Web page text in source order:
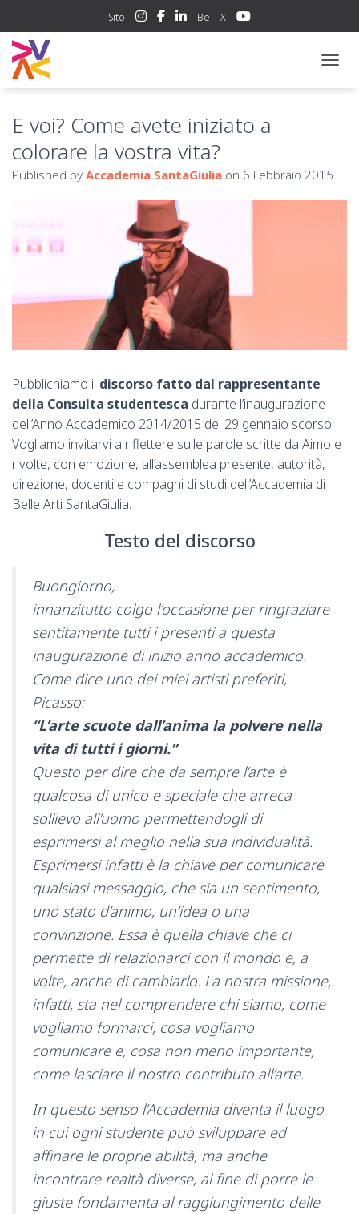
Sito Bē X
E voi? Come avete iniziato a
colorare la vostra vita?
Published by Accademia SantaGiulia on 6 Febbraio 2015
Pubblichiamo il discorso fatto dal rappresentante
della Consulta studentesca durante l’inaugurazione
dell’Anno Accademico 2014/2015 del 29 gennaio scorso.
Vogliamo invitarvi a riflettere sulle parole scritte da Aimo e
rivolte, con emozione, all’assemblea presente, autorità,
direzione, docenti e compagni di studi dell’Accademia di
Belle Arti SantaGiulia.
Testo del discorso
Buongiorno,
innanzitutto colgo l’occasione per ringraziare
sentitamente tutti i presenti a questa
inaugurazione di inizio anno accademico.
Come dice uno dei miei artisti preferiti,
Picasso:
“L’arte scuote dall’anima la polvere nella
vita di tutti i giorni.”
Questo per dire che da sempre l’arte è
qualcosa di unico e speciale che arreca
sollievo all’uomo permettendogli di
esprimersi al meglio nella sua individualità.
Esprimersi infatti è la chiave per comunicare
qualsiasi messaggio, che sia un sentimento,
uno stato d’animo, un’idea o una
convinzione. Essa è quella chiave che ci
permette di relazionarci con il mondo e, a
volte, anche di cambiarlo. La nostra missione,
infatti, sta nel comprendere chi siamo, come
vogliamo formarci, cosa vogliamo
comunicare e, cosa non meno importante,
come lasciare il nostro contributo all’arte.
In questo senso l’Accademia diventa il luogo
in cui ogni studente può sviluppare ed
affinare le proprie abilità, ma anche
incontrare realtà diverse, al fine di porre le
giuste fondamenta al raggiungimento delle